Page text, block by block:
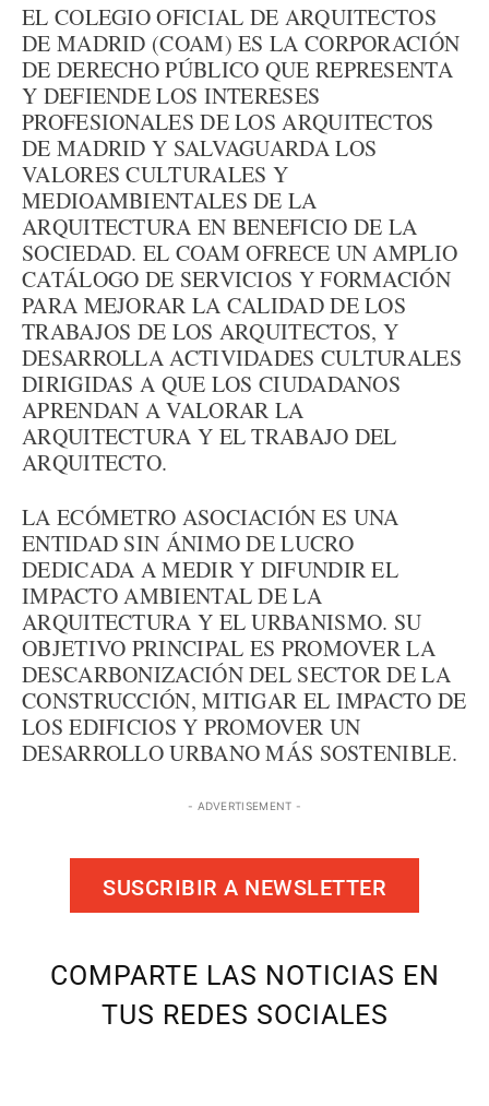
EL COLEGIO OFICIAL DE ARQUITECTOS
DE MADRID (COAM) ES LA CORPORACIÓN
DE DERECHO PÚBLICO QUE REPRESENTA
Y DEFIENDE LOS INTERESES
PROFESIONALES DE LOS ARQUITECTOS
DE MADRID Y SALVAGUARDA LOS
VALORES CULTURALES Y
MEDIOAMBIENTALES DE LA
ARQUITECTURA EN BENEFICIO DE LA
SOCIEDAD. EL COAM OFRECE UN AMPLIO
CATÁLOGO DE SERVICIOS Y FORMACIÓN
PARA MEJORAR LA CALIDAD DE LOS
TRABAJOS DE LOS ARQUITECTOS, Y
DESARROLLA ACTIVIDADES CULTURALES
DIRIGIDAS A QUE LOS CIUDADANOS
APRENDAN A VALORAR LA
ARQUITECTURA Y EL TRABAJO DEL
ARQUITECTO.
LA ECÓMETRO ASOCIACIÓN ES UNA
ENTIDAD SIN ÁNIMO DE LUCRO
DEDICADA A MEDIR Y DIFUNDIR EL
IMPACTO AMBIENTAL DE LA
ARQUITECTURA Y EL URBANISMO. SU
OBJETIVO PRINCIPAL ES PROMOVER LA
DESCARBONIZACIÓN DEL SECTOR DE LA
CONSTRUCCIÓN, MITIGAR EL IMPACTO DE
LOS EDIFICIOS Y PROMOVER UN
DESARROLLO URBANO MÁS SOSTENIBLE.
- ADVERTISEMENT -
SUSCRIBIR A NEWSLETTER
COMPARTE LAS NOTICIAS EN
TUS REDES SOCIALES